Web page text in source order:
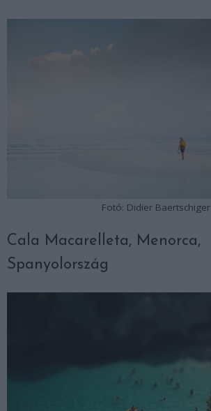
Fotó: Didier Baertschiger
Cala Macarelleta, Menorca,
Spanyolország